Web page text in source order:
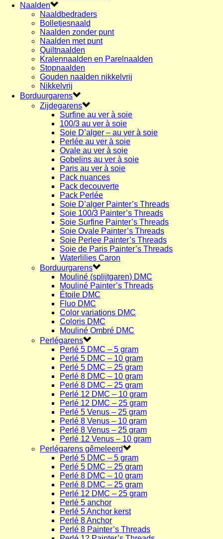
Naalden
Naaldbedraders
Bolletjesnaald
Naalden zonder punt
Naalden met punt
Quiltnaalden
Kralennaalden en Parelnaalden
Stopnaalden
Gouden naalden nikkelvrij
Nikkelvrij
Borduurgarens
Zijdegarens
Surfine au ver à soie
100/3 au ver à soie
Soie D’alger – au ver à soie
Perlée au ver à soie
Ovale au ver à soie
Gobelins au ver à soie
Paris au ver à soie
Pack nuances
Pack decouverte
Pack Perlée
Soie D’alger Painter’s Threads
Soie 100/3 Painter’s Threads
Soie Surfine Painter’s Threads
Soie Ovale Painter’s Threads
Soie Perlee Painter’s Threads
Soie de Paris Painter’s Threads
Waterlilies Caron
Borduurgarens
Mouliné (splijtgaren) DMC
Mouliné Painter’s Threads
Étoile DMC
Fluo DMC
Color variations DMC
Coloris DMC
Mouliné Ombré DMC
Perlégarens
Perlé 5 DMC – 5 gram
Perlé 5 DMC – 10 gram
Perlé 5 DMC – 25 gram
Perlé 8 DMC – 10 gram
Perlé 8 DMC – 25 gram
Perlé 12 DMC – 10 gram
Perlé 12 DMC – 25 gram
Perlé 5 Venus – 25 gram
Perlé 8 Venus – 10 gram
Perlé 8 Venus – 25 gram
Perlé 12 Venus – 10 gram
Perlégarens gêmeleerd
Perlé 5 DMC – 5 gram
Perlé 5 DMC – 25 gram
Perlé 8 DMC – 10 gram
Perlé 8 DMC – 25 gram
Perlé 12 DMC – 25 gram
Perlé 5 anchor
Perlé 5 Anchor kerst
Perlé 8 Anchor
Perlé 8 Painter’s Threads